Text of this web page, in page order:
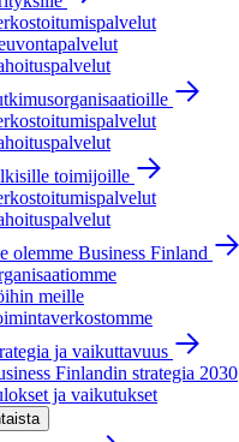
toimijoille
olemme Business Finland
meille
ja vaikuttavuus
Finlandin strategia 2030
ja vaikutukset